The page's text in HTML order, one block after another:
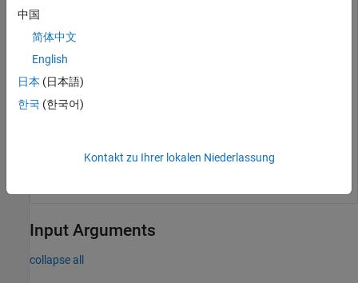
Display a list of the variables in the model workspace.
  myVar           1x1                 8  double
Input Arguments
collapse all
中国
简体中文
English
日本 (日本語)
한국 (한국어)
Kontakt zu Ihrer lokalen Niederlassung